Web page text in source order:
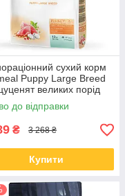
сухий корм
Puppy Large Breed
великих порід
12 КГ
до відправки
₴ 3 268 ₴
Купити